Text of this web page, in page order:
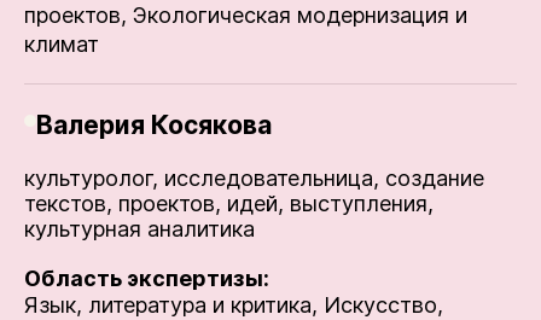
проектов, Экологическая модернизация и
климат
Валерия Косякова
культуролог, исследовательница, создание
текстов, проектов, идей, выступления,
культурная аналитика
Область экспертизы:
Язык, литература и критика, Искусство,